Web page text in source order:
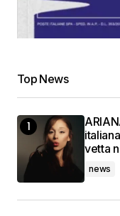
Top News
vetta
news